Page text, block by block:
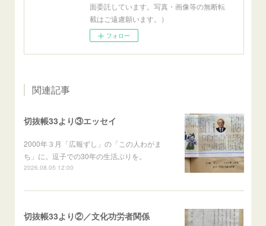
面委託しています。写真・画像等の無断転
載はご遠慮願います。）
フォロー
関連記事
切抜帳33より③エッセイ
2000年３月「広報ずし」の「この人わがま
ち」に。逗子での30年の生活ぶりを。
2026.08.05 12:00
切抜帳33より②／文化功労者関係